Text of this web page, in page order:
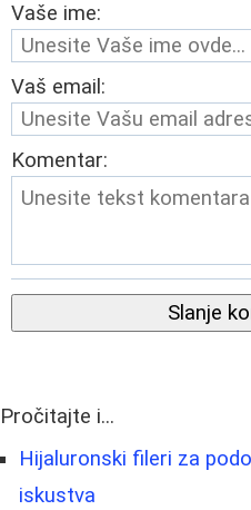
Vaše ime:
Vaš email:
Komentar:
Slanje
Pročitajte i...
Hijaluronski fileri za
iskustva